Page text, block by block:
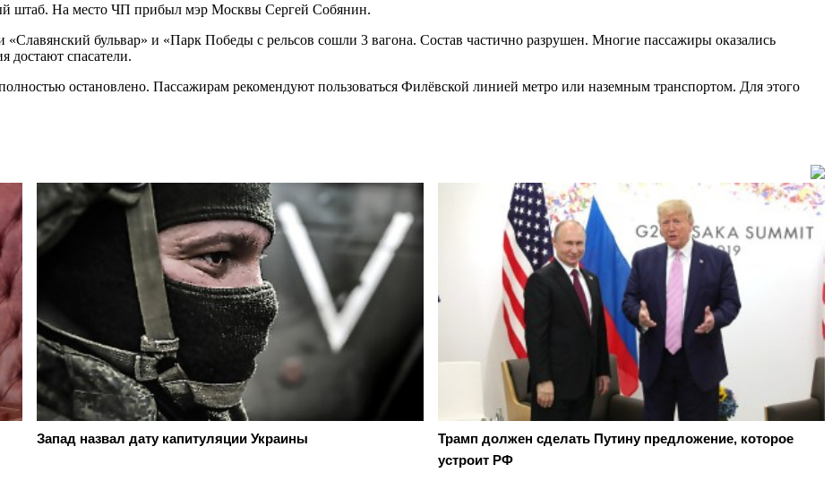
штаб. На место ЧП прибыл мэр Москвы Сергей Собянин.
бульвар» и «Парк Победы с рельсов сошли 3 вагона. Состав частично разрушен. Многие пассажиры оказались
достают спасатели.
остановлено. Пассажирам рекомендуют пользоваться Филёвской линией метро или наземным транспортом. Для этого
Запад назвал дату капитуляции Украины
Трамп должен сделать Путину предложение, которое
устроит РФ